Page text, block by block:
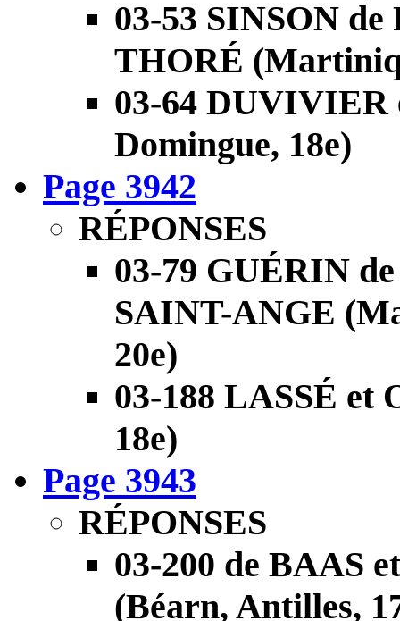
03-53 SINSON
THORÉ
03-64 DUVIVIER
Domingue, 18e)
Page 3942
RÉPONSES
03-79 GUÉRIN
SAINT-ANGE
20e)
03-188 LASSÉ et
18e)
Page 3943
RÉPONSES
03-200 de BAAS
(Béarn, Antilles,